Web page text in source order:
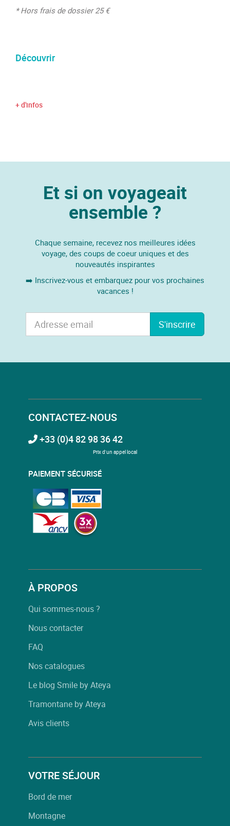
* Hors frais de dossier 25 €
Découvrir
+ d'infos
Et si on voyageait
ensemble ?
Chaque semaine, recevez nos meilleures idées
voyage, des coups de coeur uniques et des
nouveautés inspirantes
➡️ Inscrivez-vous et embarquez pour vos prochaines
vacances !
S'inscrire
CONTACTEZ-NOUS
+33 (0)4 82 98 36 42
Prix d'un appel local
PAIEMENT SÉCURISÉ
À PROPOS
Qui sommes-nous ?
Nous contacter
FAQ
Nos catalogues
Le blog Smile by Ateya
Tramontane by Ateya
Avis clients
VOTRE SÉJOUR
Bord de mer
Montagne